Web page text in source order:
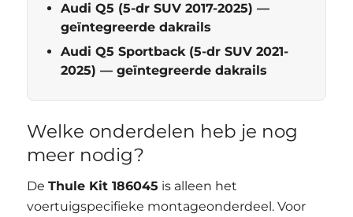
Audi Q5 (5-dr SUV 2017-2025) —
geïntegreerde dakrails
Audi Q5 Sportback (5-dr SUV 2021-
2025) — geïntegreerde dakrails
Welke onderdelen heb je nog
meer nodig?
DeThule Kit 186045 is alleen het
voertuigspecifieke montageonderdeel. Voor